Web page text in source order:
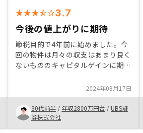
3.7
今後の値上がりに期待
節税目的で4年前に始めました。今
回の物件は月々の収支はあまり良く
ないもののキャピタルゲインに期待
続きの電子化が進み無駄な作業がか
なり減ってきた印象。今後も更なる
DX化に期待しています。購入だけ
でなく、売却もより見える化できれ
ば流動性がもっと上がっていくと思
2024年08月17日
30代前半 / 年収2800万円台 /UBS証
券株式会社